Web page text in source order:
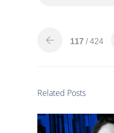
117 / 424
Related Posts